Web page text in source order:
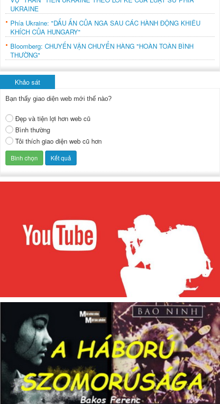
UKRAINE
Phía Ukraine: "DẤU ẤN CỦA NGA SAU CÁC HÀNH ĐỘNG KHIÊU
KHÍCH CỦA HUNGARY"
Bloomberg: CHUYẾN VẬN CHUYỂN HÀNG "HOÀN TOÀN BÌNH
THƯỜNG"
Khảo sát
Bạn thấy giao diện web mới thế nào?
Đẹp và tiện lợi hơn web cũ
Bình thường
Tôi thích giao diện web cũ hơn